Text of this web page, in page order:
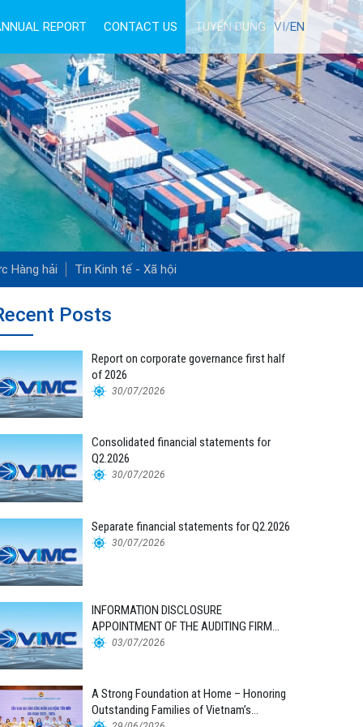
REPORT CONTACT US TUYỂN DỤNG VI/EN
Hàng hải Tin Kinh tế - Xã hội
Posts
Report on corporate governance first half
of 2026
30/07/2026
Consolidated financial statements for
Q2.2026
30/07/2026
Separate financial statements for Q2.2026
30/07/2026
INFORMATION DISCLOSURE
APPOINTMENT OF THE AUDITING FIRM
FOR THE 2026 FINANCIAL STATEMENTS
03/07/2026
A Strong Foundation at Home – Honoring
Outstanding Families of Vietnam’s